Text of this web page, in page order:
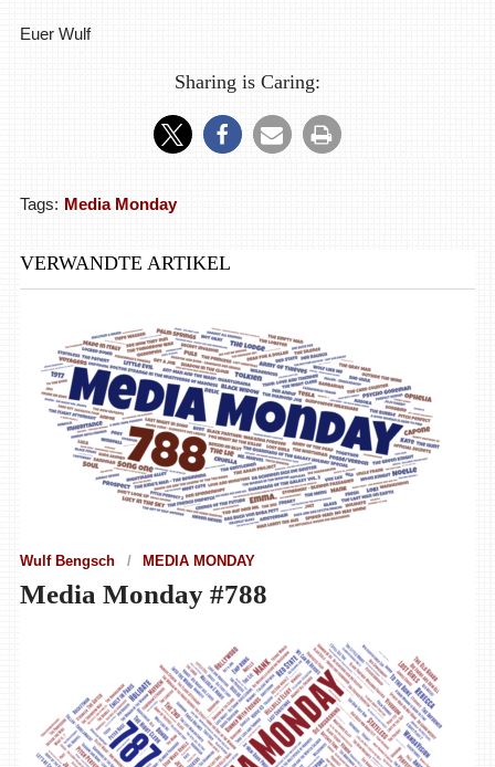
Euer Wulf
Sharing is Caring:
Tags: Media Monday
VERWANDTE ARTIKEL
Wulf Bengsch MEDIA MONDAY
Media Monday #788